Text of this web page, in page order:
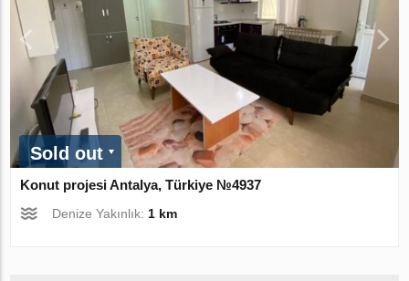
Sold out
Konut projesi Antalya, Türkiye №4937
Denize Yakınlık: 1 km